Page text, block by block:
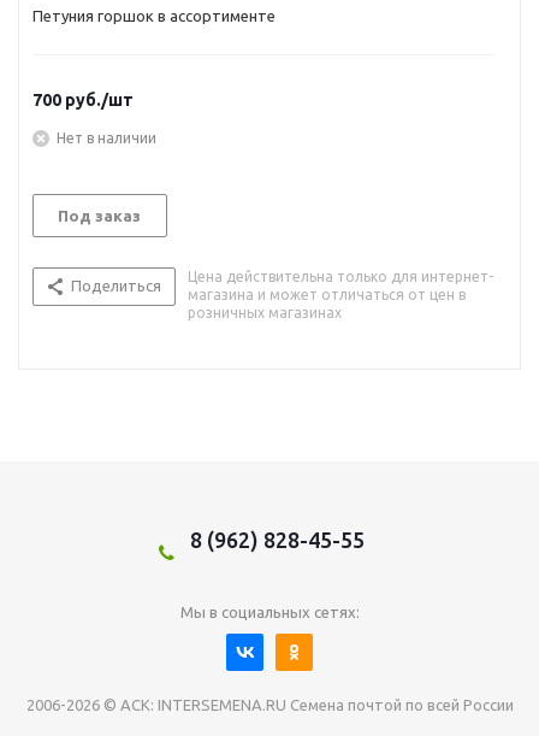
Петуния горшок в ассортименте
700 руб./шт
Нет в наличии
Под заказ
Поделиться
Цена действительна только для интернет-
магазина и может отличаться от цен в
розничных магазинах
8 (962) 828-45-55
Мы в социальных сетях:
2006-2026 © АСК: INTERSEMENA.RU Семена почтой по всей России